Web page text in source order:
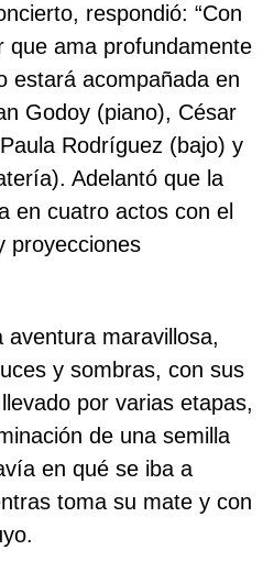
respondió: “Con
que ama profundamente
estará acompañada en
Godoy (piano), César
Rodríguez (bajo) y
Adelantó que la
en cuatro actos con el
proyecciones
aventura maravillosa,
y sombras, con sus
por varias etapas,
de una semilla
en qué se iba a
toma su mate y con